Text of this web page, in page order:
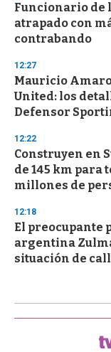
Funcionario de
atrapado con
contrabando
12:27
Mauricio
United: los
Defensor
12:22
Construyen en
de 145 km para
millones de
12:18
El preocupante
argentina
situación de